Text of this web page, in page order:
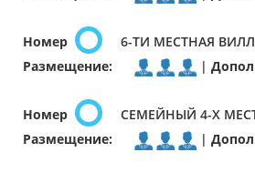
Номер
6-ТИ МЕСТНАЯ
Размещение:
|
Номер
СЕМЕЙНЫЙ 4-Х
Размещение:
|